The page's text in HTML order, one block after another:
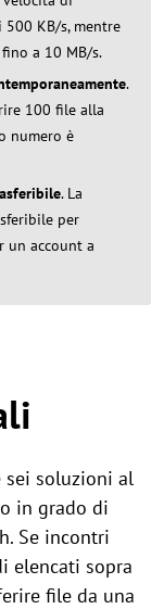
KB/s, mentre
a 10 MB/s.
.
100 file alla
numero è
. La
per
un account a
sei soluzioni al
in grado di
Se incontri
elencati sopra
file da una